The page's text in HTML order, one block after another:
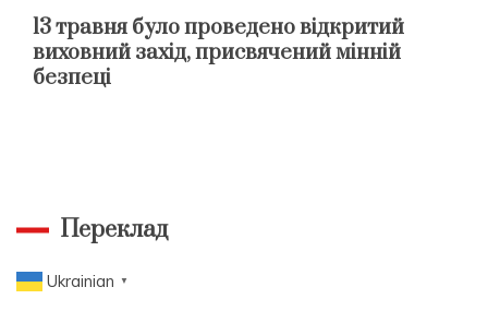
13 травня було проведено відкритий
виховний захід, присвячений мінній
безпеці
Переклад
Ukrainian ▼